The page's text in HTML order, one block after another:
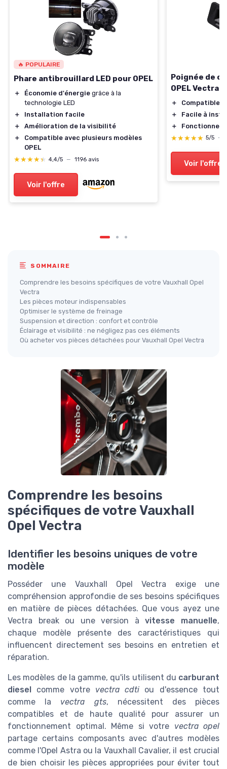
🔥 POPULAIRE
Phare antibrouillard LED pour OPEL
＋ Économie d'énergie grâce à la
technologie LED
＋
Installation facile
＋
Amélioration de la visibilité
＋
Compatible avec plusieurs modèles
OPEL
★★★★★
★★★★★ 4,4/5 — 1196 avis
Voir l'offre
Poignée de
OPEL Vectra C
＋ Compatible
＋
Facile à
＋
Fonctionnel
★★★★★
★★★★★ 5/5 —
Voir l'offre
SOMMAIRE
Comprendre les besoins spécifiques de votre Vauxhall Opel
Vectra
Les pièces moteur indispensables
Optimiser le système de freinage
Suspension et direction : confort et contrôle
Éclairage et visibilité : ne négligez pas ces éléments
Où acheter vos pièces détachées pour Vauxhall Opel Vectra
Comprendre les besoins
spécifiques de votre Vauxhall
Opel Vectra
Identifier les besoins uniques de votre
modèle
Posséder une Vauxhall Opel Vectra exige une
compréhension approfondie de ses besoins spécifiques
en matière de pièces détachées. Que vous ayez une
Vectra break ou une version àvitesse manuelle,
chaque modèle présente des caractéristiques qui
influencent directement ses besoins en entretien et
réparation.
Les modèles de la gamme, qu'ils utilisent du carburant
diesel comme votre vectra cdti ou d'essence tout
comme la vectra gts, nécessitent des pièces
compatibles et de haute qualité pour assurer un
fonctionnement optimal. Même si votre vectra opel
partage certains composants avec d'autres modèles
comme l'Opel Astra ou la Vauxhall Cavalier, il est crucial
de bien choisir les pièces appropriées pour éviter tout